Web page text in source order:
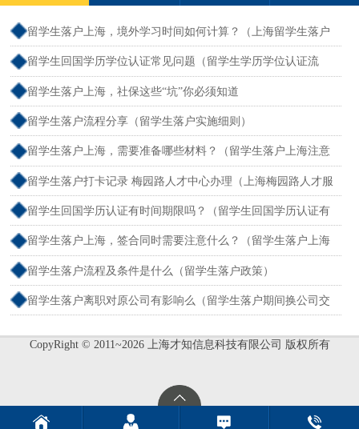
留学生落户上海，境外学习时间如何计算？（上海留学生落户
境外留学满一年）
留学生回国学历学位认证常见问题（留学生学历学位认证流
程）
留学生落户上海，社保这些“坑”你必须知道
留学生落户流程分享（留学生落户实施细则）
留学生落户上海，需要准备哪些材料？（留学生落户上海注意
事项）
留学生落户打卡记录 梅园路人才中心办理（上海梅园路人才服
务中心电话）
留学生回国学历认证有时间期限吗？（留学生回国学历认证有
时间限制吗）
留学生落户上海，签合同时需要注意什么？（留学生落户上海
有什么好处）
留学生落户流程及条件是什么（留学生落户政策）
留学生落户离职对原公司有影响么（留学生落户期间换公司交
CopyRight © 2011~2026 上海才知信息科技有限公司 版权所有